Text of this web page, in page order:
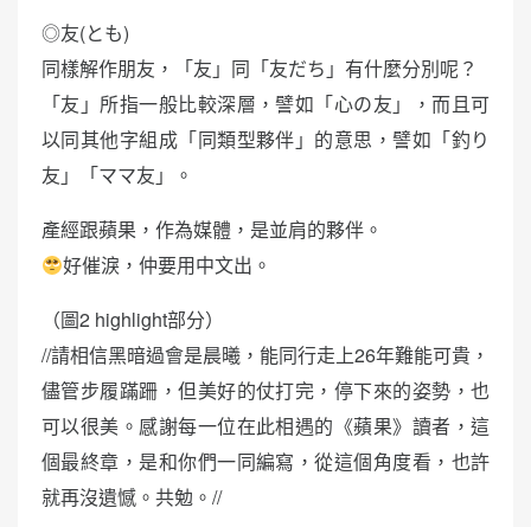
◎友(とも)
同樣解作朋友，「友」同「友だち」有什麼分別呢？
「友」所指一般比較深層，譬如「心の友」，而且可
以同其他字組成「同類型夥伴」的意思，譬如「釣り
友」「ママ友」。
產經跟蘋果，作為媒體，是並肩的夥伴。
好催淚，仲要用中文出。
（圖2 highlight部分）
//請相信黑暗過會是晨曦，能同行走上26年難能可貴，
儘管步履蹣跚，但美好的仗打完，停下來的姿勢，也
可以很美。感謝每一位在此相遇的《蘋果》讀者，這
個最終章，是和你們一同編寫，從這個角度看，也許
就再沒遺憾。共勉。//